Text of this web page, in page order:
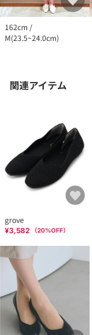
162cm /
M(23.5~24.0cm)
関連アイテム
grove
¥3,582 （20%OFF）